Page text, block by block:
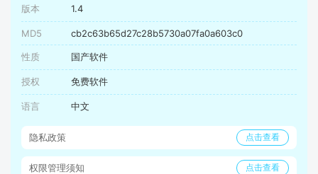
版本 1.4
MD5 cb2c63b65d27c28b5730a07fa0a603c0
性质 国产软件
授权 免费软件
语言 中文
隐私政策 点击查看
权限管理须知 点击查看